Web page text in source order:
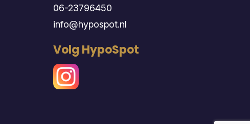
06-23796450
info@hypospot.nl
Volg HypoSpot